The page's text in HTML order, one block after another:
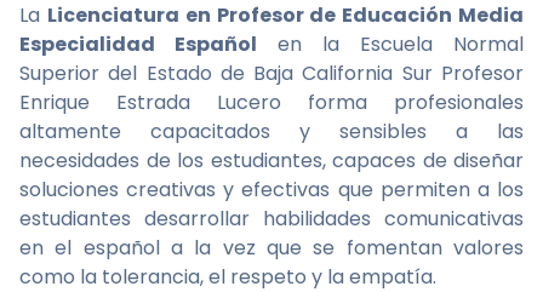
La Licenciatura en Profesor de Educación Media
Especialidad Español en la Escuela Normal
Superior del Estado de Baja California Sur Profesor
Enrique Estrada Lucero forma profesionales
altamente capacitados y sensibles a las
necesidades de los estudiantes, capaces de diseñar
soluciones creativas y efectivas que permiten a los
estudiantes desarrollar habilidades comunicativas
en el español a la vez que se fomentan valores
como la tolerancia, el respeto y la empatía.